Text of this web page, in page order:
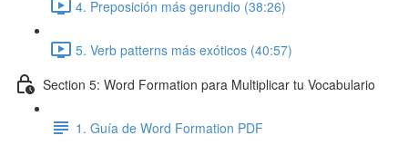
4. Preposición más gerundio (38:26)
5. Verb patterns más exóticos (40:57)
Section 5: Word Formation para Multiplicar tu Vocabulario
1. Guía de Word Formation PDF